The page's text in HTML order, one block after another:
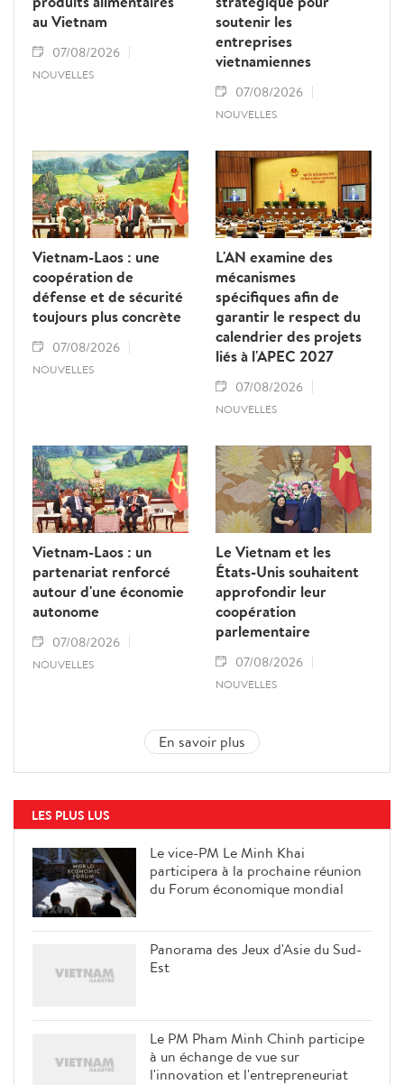
au Vietnam
07/08/2026
NOUVELLES
soutenir les
entreprises
vietnamiennes
07/08/2026
NOUVELLES
Vietnam-Laos : une
coopération de
défense et de sécurité
toujours plus concrète
07/08/2026
NOUVELLES
L'AN examine des
mécanismes
spécifiques afin de
garantir le respect du
calendrier des projets
liés à l'APEC 2027
07/08/2026
NOUVELLES
Vietnam-Laos : un
partenariat renforcé
autour d'une économie
autonome
07/08/2026
NOUVELLES
Le Vietnam et les
États-Unis souhaitent
approfondir leur
coopération
parlementaire
07/08/2026
NOUVELLES
En savoir plus
LES PLUS LUS
Le vice-PM Le Minh Khai
participera à la prochaine réunion
du Forum économique mondial
Panorama des Jeux d'Asie du Sud-
Est
Le PM Pham Minh Chinh participe
à un échange de vue sur
l'innovation et l'entrepreneuriat